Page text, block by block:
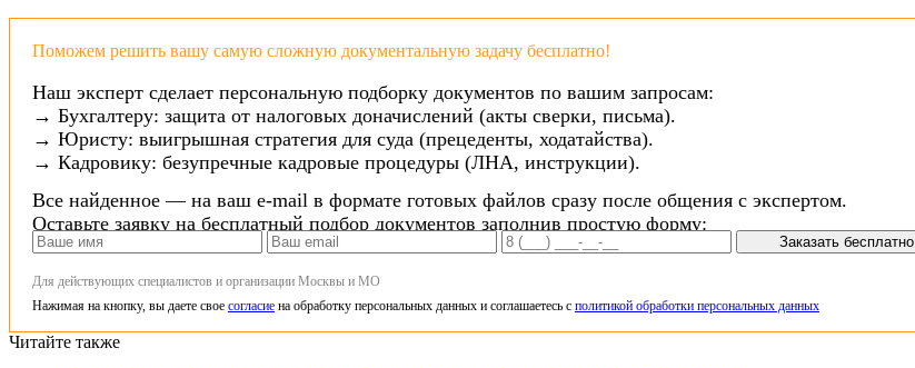
Поможем решить вашу самую сложную документальную задачу бесплатно!
Наш эксперт сделает персональную подборку документов по вашим запросам:
→ Бухгалтеру: защита от налоговых доначислений (акты сверки, письма).
→ Юристу: выигрышная стратегия для суда (прецеденты, ходатайства).
→ Кадровику: безупречные кадровые процедуры (ЛНА, инструкции).
Все найденное — на ваш e-mail в формате готовых файлов сразу после общения с экспертом.
Оставьте заявку на бесплатный подбор документов заполнив простую форму:
Заказать бесплатно
Для действующих специалистов и организации Москвы и МО
Нажимая на кнопку, вы даете свое согласие на обработку персональных данных и соглашаетесь с политикой обработки персональных данных
Читайте также